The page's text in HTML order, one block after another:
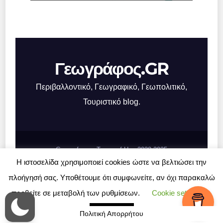
Γεωγράφος.GR
Περιβαλλοντικό, Γεωγραφικό, Γεωπολιτικό,
Τουριστικό blog.
Geografos.gr, Terms of Use 2020-2025
Σχετικά με το Γεωγράφος.GR Επικοινωνία
Η ιστοσελίδα χρησιμοποιεί cookies ώστε να βελτιώσει την
πλοήγησή σας. Υποθέτουμε ότι συμφωνείτε, αν όχι παρακαλώ
προβείτε σε μεταβολή των ρυθμίσεων.
Cookie settings
ΑΠΟΔΟΧΗ
Πολιτική Απορρήτου